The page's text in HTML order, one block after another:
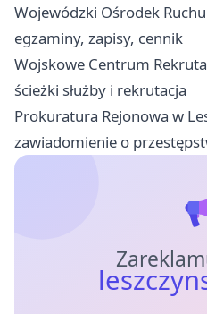
Wojewódzki Ośrodek
egzaminy, zapisy, cennik
Wojskowe Centrum
ścieżki służby i rekrutacja
Prokuratura Rejonowa w
zawiadomienie o